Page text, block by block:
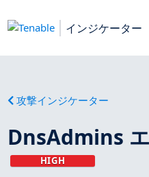
インジケーター
攻撃インジケーター
DnsAdmins
HIGH